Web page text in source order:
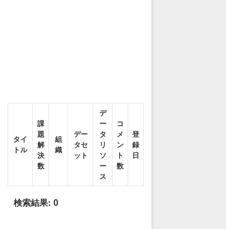
検索結果: 0
タイ
トル
課
題
解
決
数
組
織
デー
タセ
ット
デ
ー
タ
リ
ソ
ー
ス
コ
メ
ン
ト
数
登
録
日